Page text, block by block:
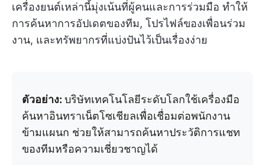
เครื่องยนต์เหล่านี้มุ่งเน้นที่ผู้คนและการร่วมมือ ทำให้
การค้นหาการอัปเดตของทีม, โปรไฟล์ของเพื่อนร่วม
งาน, และทรัพยากรที่แบ่งปันไว้เป็นเรื่องง่าย
ตัวอย่าง: บริษัทเทคโนโลยีระดับโลกใช้เครื่องมือ
ค้นหาอินทราเน็ตโซเชียลเพื่อเชื่อมต่อพนักงาน
ข้ามแผนก ช่วยให้สามารถค้นหาประวัติการแชท
ของทีมหรือความเชี่ยวชาญได้